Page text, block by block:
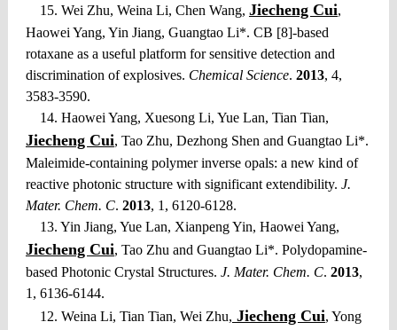
15. Wei Zhu, Weina Li, Chen Wang, Jiecheng Cui,
Haowei Yang, Yin Jiang, Guangtao Li*. CB [8]-based
rotaxane as a useful platform for sensitive detection and
discrimination of explosives. Chemical Science. 2013, 4,
3583-3590.
14. Haowei Yang, Xuesong Li, Yue Lan, Tian Tian,
Jiecheng Cui, Tao Zhu, Dezhong Shen and Guangtao Li*.
Maleimide-containing polymer inverse opals: a new kind of
reactive photonic structure with significant extendibility. J.
Mater. Chem. C. 2013, 1, 6120-6128.
13. Yin Jiang, Yue Lan, Xianpeng Yin, Haowei Yang,
Jiecheng Cui, Tao Zhu and Guangtao Li*. Polydopamine-
based Photonic Crystal Structures. J. Mater. Chem. C. 2013,
1, 6136-6144.
12. Weina Li, Tian Tian, Wei Zhu, Jiecheng Cui, Yong